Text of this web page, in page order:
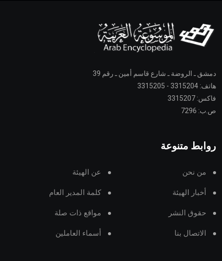
دمشق ـ الروضة ـ شارع قاسم أمين ـ رقم 39
هاتف: 3315204 - 3315205
فاكس: 3315207
ص.ب: 7296
روابط متنوعة
من نحن عن الهيئة
أخبار الهيئة كلمة المدير العام
حقوق النشر مواقع ذات صلة
الاتصال بنا أسماء العاملين